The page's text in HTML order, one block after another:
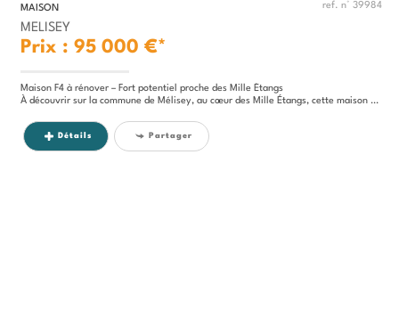
MAISON ref. n° 39984
MELISEY
Prix : 95 000 €*
Maison F4 à rénover – Fort potentiel proche des Mille Étangs
À découvrir sur la commune de Mélisey, au cœur des Mille Étangs, cette maison de type F4 offre un beau potentiel pour...
Détails Partager